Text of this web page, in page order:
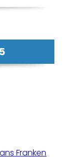
Franken